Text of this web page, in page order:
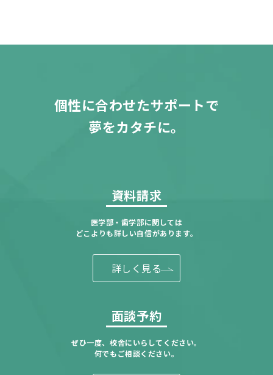
個性に合わせたサポートで
夢をカタチに。
資料請求
医学部・歯学部に関しては
どこよりも詳しい自信があります。
詳しく見る
面談予約
ぜひ一度、校舎にいらしてください。
何でもご相談ください。